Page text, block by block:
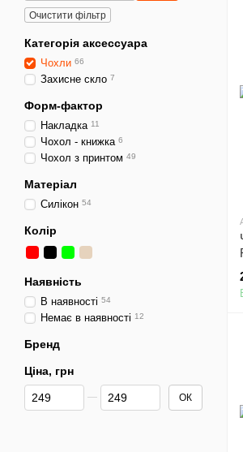
Очистити фільтр
Категорія аксессуара
Чохли 66
Захисне скло 7
Форм-фактор
Накладка 11
Чохол - книжка 6
Чохол з принтом 49
Матеріал
Силікон 54
Колір
Наявність
В наявності 54
Немає в наявності 12
Бренд
Ціна, грн
Від Ціна, грн
До Ціна, грн ОК